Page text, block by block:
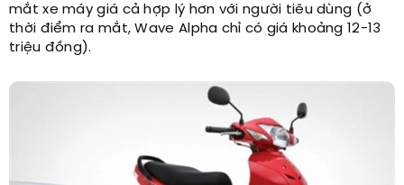
mắt xe máy giá cả hợp lý hơn với người tiêu dùng (ở
thời điểm ra mắt, Wave Alpha chỉ có giá khoảng 12-13
triệu đồng).